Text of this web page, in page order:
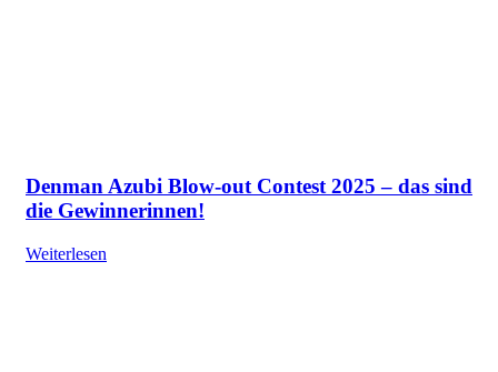
Denman Azubi Blow-out Contest 2025 – das sind
die Gewinnerinnen!
Weiterlesen